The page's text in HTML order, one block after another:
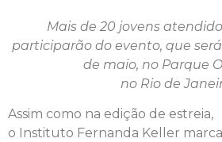
Mais de 20 jovens
participarão do evento, que
de maio, no Parque
no Rio de
Assim como na edição de estreia,
o
Instituto Fernanda Keller